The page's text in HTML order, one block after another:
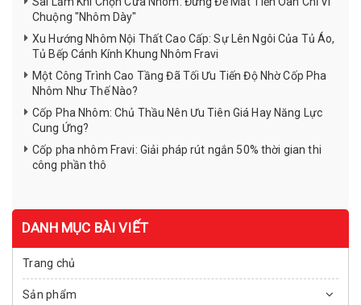
Chuộng "Nhôm Dày"
Xu Hướng Nhôm Nội Thất Cao Cấp: Sự Lên Ngôi Của Tủ Áo,
Tủ Bếp Cánh Kính Khung Nhôm Fravi
Một Công Trình Cao Tầng Đã Tối Ưu Tiến Độ Nhờ Cốp Pha
Nhôm Như Thế Nào?
Cốp Pha Nhôm: Chủ Thầu Nên Ưu Tiên Giá Hay Năng Lực
Cung Ứng?
Cốp pha nhôm Fravi: Giải pháp rút ngắn 50% thời gian thi
công phần thô
DANH MỤC BÀI VIẾT
Trang chủ
Sản phẩm